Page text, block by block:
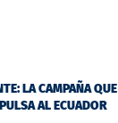
LA CAMPAÑA QUE
AL ECUADOR